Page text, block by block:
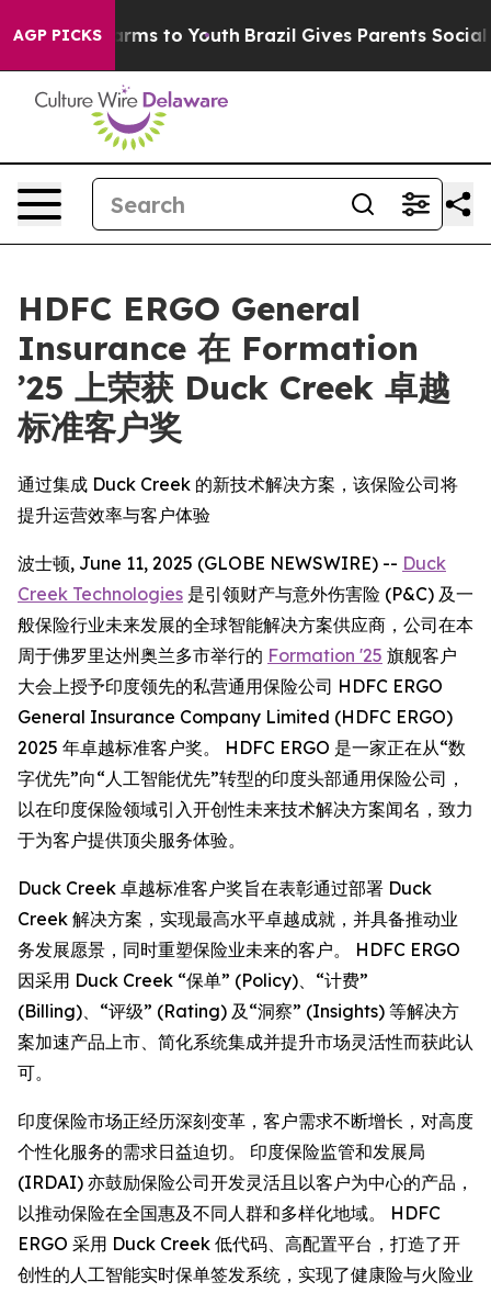
AGP PICKS
Harms to Youth Brazil Gives Parents Social
HDFC ERGO General
Insurance 在 Formation
’25 上荣获 Duck Creek 卓越
标准客户奖
通过集成 Duck Creek 的新技术解决方案，该保险公司将
提升运营效率与客户体验
波士顿, June 11, 2025 (GLOBE NEWSWIRE) -- Duck
Creek Technologies 是引领财产与意外伤害险 (P&C) 及一
般保险行业未来发展的全球智能解决方案供应商，公司在本
周于佛罗里达州奥兰多市举行的 Formation '25 旗舰客户
大会上授予印度领先的私营通用保险公司 HDFC ERGO
General Insurance Company Limited (HDFC ERGO)
2025 年卓越标准客户奖。 HDFC ERGO 是一家正在从“数
字优先”向“人工智能优先”转型的印度头部通用保险公司，
以在印度保险领域引入开创性未来技术解决方案闻名，致力
于为客户提供顶尖服务体验。
Duck Creek 卓越标准客户奖旨在表彰通过部署 Duck
Creek 解决方案，实现最高水平卓越成就，并具备推动业
务发展愿景，同时重塑保险业未来的客户。 HDFC ERGO
因采用 Duck Creek “保单” (Policy)、“计费”
(Billing)、“评级” (Rating) 及“洞察” (Insights) 等解决方
案加速产品上市、简化系统集成并提升市场灵活性而获此认
可。
印度保险市场正经历深刻变革，客户需求不断增长，对高度
个性化服务的需求日益迫切。 印度保险监管和发展局
(IRDAI) 亦鼓励保险公司开发灵活且以客户为中心的产品，
以推动保险在全国惠及不同人群和多样化地域。 HDFC
ERGO 采用 Duck Creek 低代码、高配置平台，打造了开
创性的人工智能实时保单签发系统，实现了健康险与火险业